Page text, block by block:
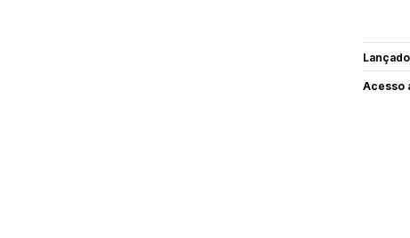
Lançado
Acesso